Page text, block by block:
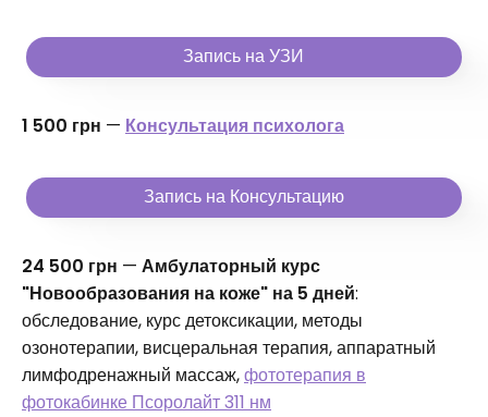
Запись на УЗИ
1 500 грн — Консультация психолога
Запись на Консультацию
24 500 грн — Амбулаторный курс
"Новообразования на коже" на 5 дней:
обследование, курс детоксикации, методы
озонотерапии, висцеральная терапия, аппаратный
лимфодренажный массаж,фототерапия в
фотокабинке Псоролайт 311 нм